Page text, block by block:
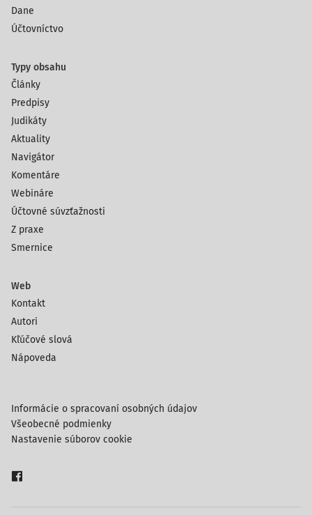
Dane
Účtovníctvo
Typy obsahu
Články
Predpisy
Judikáty
Aktuality
Navigátor
Komentáre
Webináre
Účtovné súvzťažnosti
Z praxe
Smernice
Web
Kontakt
Autori
Kľúčové slová
Nápoveda
Informácie o spracovaní osobných údajov
Všeobecné podmienky
Nastavenie súborov cookie